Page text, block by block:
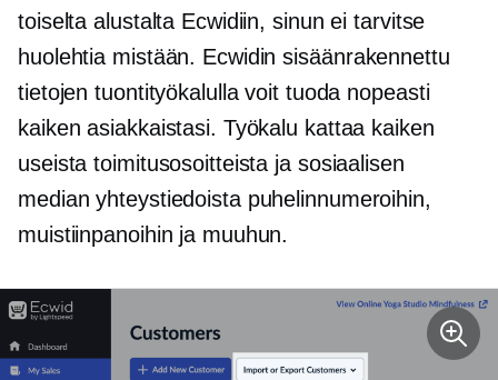
toiselta alustalta Ecwidiin, sinun ei tarvitse
huolehtia mistään. Ecwidinsisäänrakennettu
tietojen tuontityökalulla voit tuoda nopeasti
kaiken asiakkaistasi. Työkalu kattaa kaiken
useista toimitusosoitteista ja sosiaalisen
median yhteystiedoista puhelinnumeroihin,
muistiinpanoihin ja muuhun.